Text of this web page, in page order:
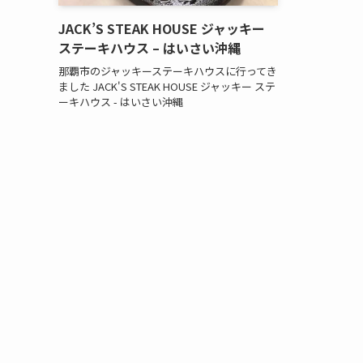
JACK’S STEAK HOUSE ジャッキー
ステーキハウス – はいさい沖縄
那覇市のジャッキーステーキハウスに行ってき
ました JACK'S STEAK HOUSE ジャッキー ステ
ーキハウス - はいさい沖縄